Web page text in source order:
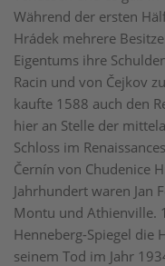
Während der ersten
Hrádek mehrere
Eigentums ihre
Racin und von Čejkov
kaufte 1588 auch den
hier an Stelle der
Schloss im
Černín von Chudenice
Jahrhundert waren Jan
Montu und Athienville.
Henneberg-Spiegel die
seinem Tod im Jahr